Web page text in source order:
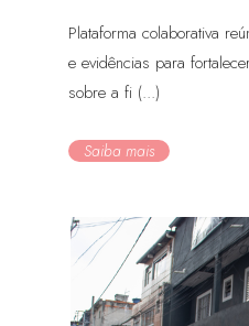
Plataforma colaborativa
e evidências para
sobre a fi (...)
Saiba mais